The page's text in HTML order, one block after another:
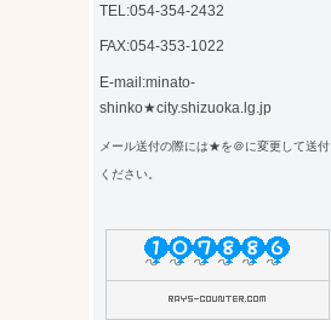
TEL:054-354-2432
FAX:054-353-1022
E-mail:minato-
shinko★city.shizuoka.lg.jp
メール送付の際には★を＠に変更して送付
ください。